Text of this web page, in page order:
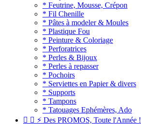
* Feutrine, Mousse, Crépon
* Fil Chenille
* Pâtes à modeler & Moules
* Plastique Fou
* Peinture & Coloriage
* Perforatrices
* Perles & Bijoux
* Perles à repasser
* Pochoirs
* Serviettes en Papier & divers
* Supports
* Tampons
* Tatouages Ephémères, Ado
  ⚡ Des PROMOS, Toute l'Année !